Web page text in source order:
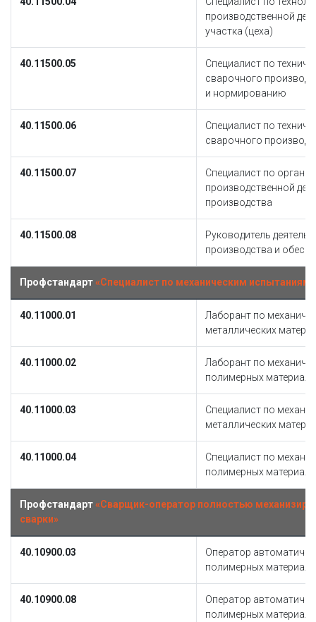
производственной
участка (цеха)
40.11500.05
Специалист по
сварочного
и нормированию
40.11500.06
Специалист по
сварочного
40.11500.07
Специалист по
производственной
производства
40.11500.08
Руководитель
производства и
Профстандарт«Специалист по механическим испытаниям
40.11000.01
Лаборант по
металлических
40.11000.02
Лаборант по
полимерных
40.11000.03
Специалист по
металлических
40.11000.04
Специалист по
полимерных
Профстандарт«Сварщик-оператор полностью
сварки»
40.10900.03
Оператор
полимерных
40.10900.08
Оператор
полимерных